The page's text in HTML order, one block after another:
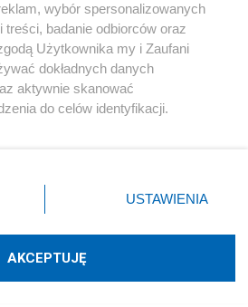
Instagram Youtube
dostarcza:W3media.pl
wybór spersonalizowanych
badanie odbiorców oraz
Użytkownika my i Zaufani
dokładnych danych
aktywnie skanować
do celów identyfikacji.
przycisk ustawień prywatności
dolnym rogu strony
danych nie wymagają zgody
prawo sprzeciwić się takiemu
USTAWIENIA
AKCEPTUJĘ